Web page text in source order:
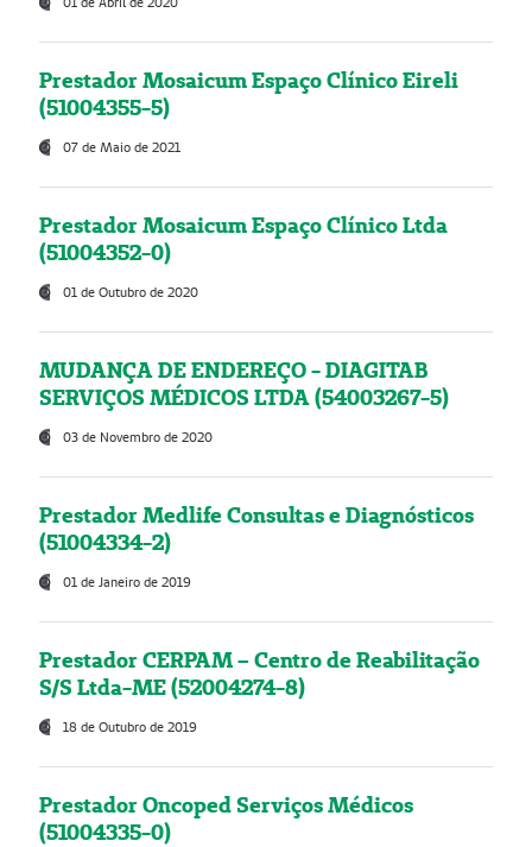
Prestador Mosaicum Espaço Clínico Eireli
(51004355-5)
07 de Maio de 2021
Prestador Mosaicum Espaço Clínico Ltda
(51004352-0)
01 de Outubro de 2020
MUDANÇA DE ENDEREÇO - DIAGITAB
SERVIÇOS MÉDICOS LTDA (54003267-5)
03 de Novembro de 2020
Prestador Medlife Consultas e Diagnósticos
(51004334-2)
01 de Janeiro de 2019
Prestador CERPAM – Centro de Reabilitação
S/S Ltda-ME (52004274-8)
18 de Outubro de 2019
Prestador Oncoped Serviços Médicos
(51004335-0)